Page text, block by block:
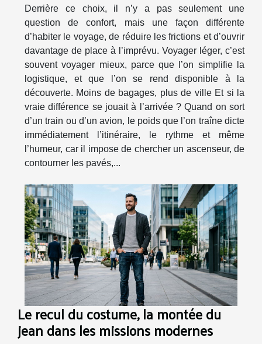
Derrière ce choix, il n’y a pas seulement une
question de confort, mais une façon différente
d’habiter le voyage, de réduire les frictions et d’ouvrir
davantage de place à l’imprévu. Voyager léger, c’est
souvent voyager mieux, parce que l’on simplifie la
logistique, et que l’on se rend disponible à la
découverte. Moins de bagages, plus de ville Et si la
vraie différence se jouait à l’arrivée ? Quand on sort
d’un train ou d’un avion, le poids que l’on traîne dicte
immédiatement l’itinéraire, le rythme et même
l’humeur, car il impose de chercher un ascenseur, de
contourner les pavés,...
Le recul du costume, la montée du
jean dans les missions modernes